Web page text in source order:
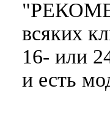
всяких
16- или
и есть